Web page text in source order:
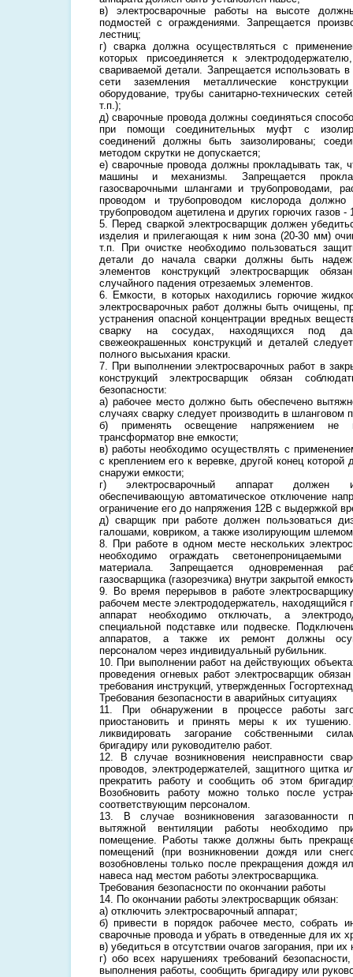
в) электросварочные работы на высоте
подмостей с ограждениями. Запрещается
лестниц;
г) сварка должна осуществляться с
которых присоединяется к
свариваемой детали. Запрещается использовать в
сети заземления металлические
оборудование, трубы санитарно-технических
т.п.);
д) сварочные провода должны соединяться
при помощи соединительных муфт с
соединений должны быть заизолированы;
методом скрутки не допускается;
е) сварочные провода должны прокладывать так,
машины и механизмы. Запрещается
газосварочными шлангами и трубопроводами,
проводом и трубопроводом кислорода
трубопроводом ацетилена и других горючих газов -
5. Перед сваркой электросварщик должен
изделия и прилегающая к ним зона (20-30 мм)
т.п. При очистке необходимо пользоваться
детали до начала сварки должны быть
элементов конструкций электросварщик
случайного падения отрезаемых элементов.
6. Емкости, в которых находились горючие
электросварочных работ должны быть очищены,
устранения опасной концентрации вредных
сварку на сосудах, находящихся под
свежеокрашенных конструкций и деталей
полного высыхания краски.
7. При выполнении электросварочных работ в
конструкций электросварщик обязан
безопасности:
а) рабочее место должно быть обеспечено
случаях сварку следует производить в шланговом
б) применять освещение напряжением не
трансформатор вне емкости;
в) работы необходимо осуществлять с
с креплением его к веревке, другой конец
снаружи емкости;
г) электросварочный аппарат должен
обеспечивающую автоматическое отключение
ограничение его до напряжения 12В с выдержкой
д) сварщик при работе должен пользоваться
галошами, ковриком, а также изолирующим
8. При работе в одном месте нескольких
необходимо ограждать
материала. Запрещается одновременная
газосварщика (газорезчика) внутри закрытой
9. Во время перерывов в работе
рабочем месте электрододержатель, находящийся
аппарат необходимо отключать, а
специальной подставке или подвеске.
аппаратов, а также их ремонт должны
персоналом через индивидуальный рубильник.
10. При выполнении работ на действующих
проведения огневых работ электросварщик
требования инструкций, утвержденных
Требования безопасности в аварийных ситуациях
11. При обнаружении в процессе работы
приостановить и принять меры к их
ликвидировать загорание собственными
бригадиру или руководителю работ.
12. В случае возникновения неисправности
проводов, электродержателей, защитного щитка
прекратить работу и сообщить об этом
Возобновить работу можно только после
соответствующим персоналом.
13. В случае возникновения загазованности
вытяжной вентиляции работы необходимо
помещение. Работы также должны быть
помещений (при возникновении дождя или
возобновлены только после прекращения дождя
навеса над местом работы электросварщика.
Требования безопасности по окончании работы
14. По окончании работы электросварщик обязан:
а) отключить электросварочный аппарат;
б) привести в порядок рабочее место, собрать
сварочные провода и убрать в отведенные для их
в) убедиться в отсутствии очагов загорания, при
г) обо всех нарушениях требований
выполнения работы, сообщить бригадиру или